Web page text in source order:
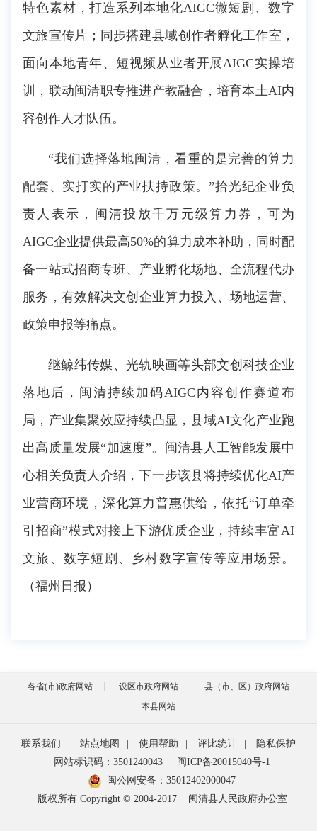
特色素材，打造系列本地化AIGC微短剧、数字
文旅宣传片；同步搭建县域创作者孵化工作室，
面向本地青年、短视频从业者开展AIGC实操培
训，联动闽清职专推进产教融合，培育本土AI内
容创作人才队伍。
“我们选择落地闽清，看重的是完善的算力
配套、实打实的产业扶持政策。”拾光纪企业负
责人表示，闽清投放千万元级算力券，可为
AIGC企业提供最高50%的算力成本补助，同时配
备一站式招商专班、产业孵化场地、全流程代办
服务，有效解决文创企业算力投入、场地运营、
政策申报等痛点。
继鲸纬传媒、光轨映画等头部文创科技企业
落地后，闽清持续加码AIGC内容创作赛道布
局，产业集聚效应持续凸显，县域AI文化产业跑
出高质量发展“加速度”。闽清县人工智能发展中
心相关负责人介绍，下一步该县将持续优化AI产
业营商环境，深化算力普惠供给，依托“订单牵
引招商”模式对接上下游优质企业，持续丰富AI
文旅、数字短剧、乡村数字宣传等应用场景。
（福州日报）
各省(市)政府网站 设区市政府网站
县（市、区）政府网站
本县网站
联系我们 站点地图 使用帮助 评比统计
隐私保护
网站标识码：3501240043
闽ICP备20015040号-1
闽公网安备： 35012402000047
版权所有 Copyright © 2004-2017
闽清县人民政府办公室